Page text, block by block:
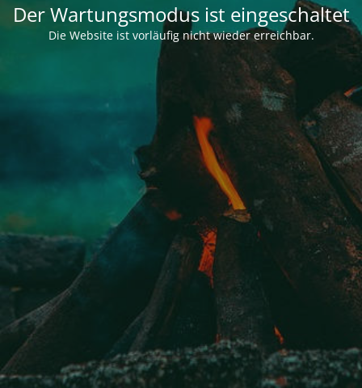
Der Wartungsmodus ist eingeschaltet
Die Website ist vorläufig nicht wieder erreichbar.